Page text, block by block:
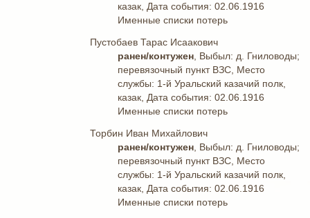
казак, Дата события: 02.06.1916
Именные списки потерь
Пустобаев Тарас Исаакович
ранен/контужен , Выбыл: д. Гниловоды;
перевязочный пункт ВЗС, Место
службы: 1-й Уральский казачий полк,
казак, Дата события: 02.06.1916
Именные списки потерь
Торбин Иван Михайлович
ранен/контужен , Выбыл: д. Гниловоды;
перевязочный пункт ВЗС, Место
службы: 1-й Уральский казачий полк,
казак, Дата события: 02.06.1916
Именные списки потерь